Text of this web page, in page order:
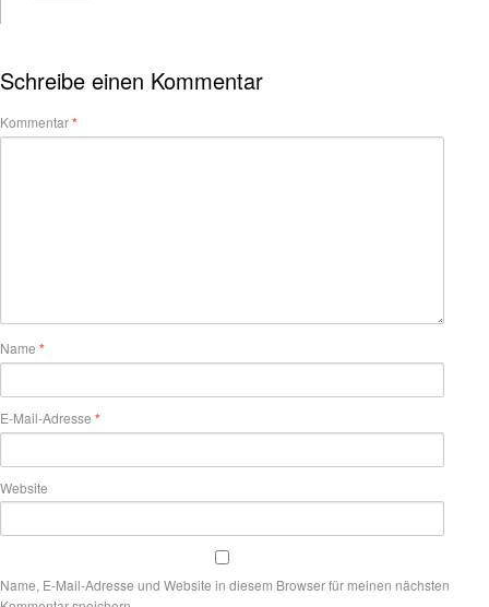
Schreibe einen Kommentar
Kommentar*
Name *
E-Mail-Adresse *
Website
Name, E-Mail-Adresse und Website in diesem Browser für meinen nächsten